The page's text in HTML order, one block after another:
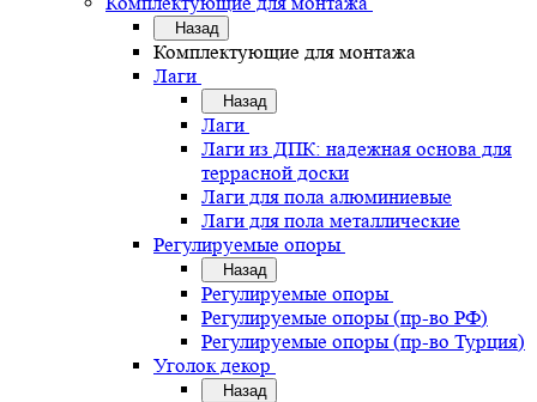
Назад
Комплектующие для монтажа
Лаги
Назад
Лаги
Лаги из ДПК: надежная основа для
террасной доски
Лаги для пола алюминиевые
Лаги для пола металлические
Регулируемые опоры
Назад
Регулируемые опоры
Регулируемые опоры (пр-во РФ)
Регулируемые опоры (пр-во Турция)
Уголок декор
Назад